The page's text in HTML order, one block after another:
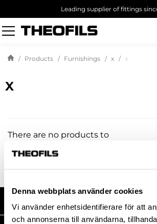
Denna webbplats använder cookies
Vi använder enhetsidentifierare för att
och annonserna till användarna,
Leading supplier of fittings
Search
products
Products Furnishings x x
X
There are no products to